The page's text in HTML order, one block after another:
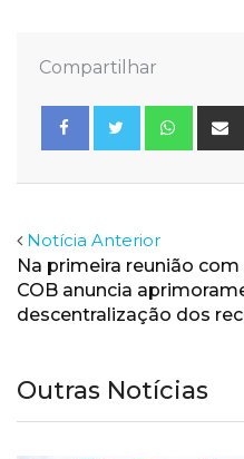
Compartilhar
Notícia Anterior
Na primeira reunião
COB anuncia
descentralização dos
Outras Notícias